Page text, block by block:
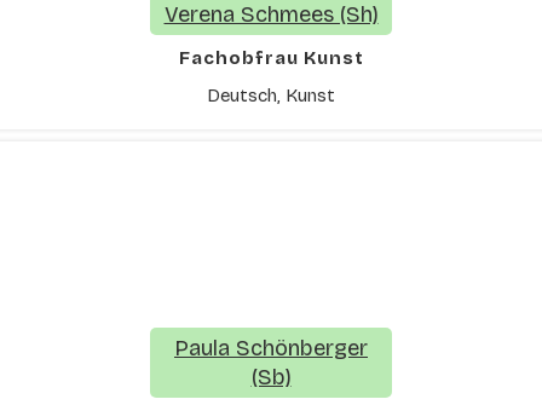
Verena Schmees (Sh)
Fachobfrau Kunst
Deutsch, Kunst
Paula Schönberger
(Sb)